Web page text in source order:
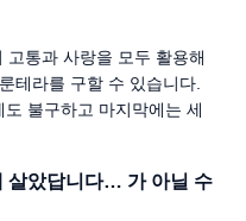
통과 사랑을 모두 활용해
테라를 구할 수 있습니다.
불구하고 마지막에는 세
살았답니다… 가 아닐 수